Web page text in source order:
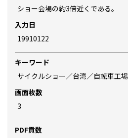
ショー会場の約3倍近くである。
入力日
19910122
キーワード
サイクルショー／台湾／自転車工場
画面枚数
3
PDF貢数